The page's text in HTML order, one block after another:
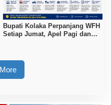
Bupati Kolaka Perpanjang WFH
Setiap Jumat, Apel Pagi dan